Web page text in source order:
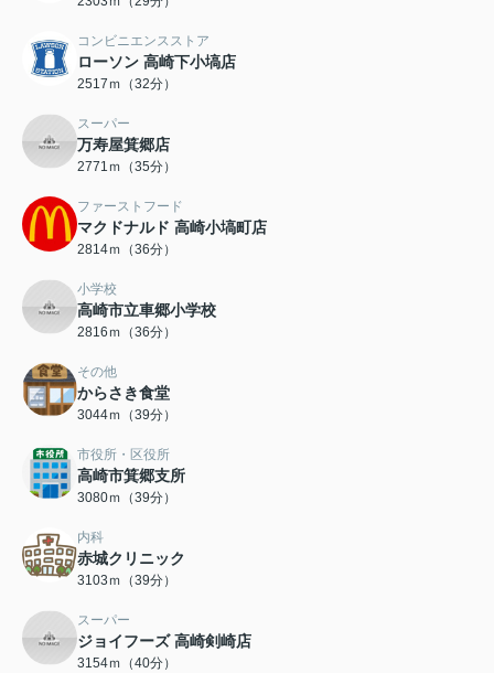
コンビニエンスストア
ローソン 高崎下小塙店
2517ｍ（32分）
スーパー
万寿屋箕郷店
2771ｍ（35分）
ファーストフード
マクドナルド 高崎小塙町店
2814ｍ（36分）
小学校
高崎市立車郷小学校
2816ｍ（36分）
その他
からさき食堂
3044ｍ（39分）
市役所・区役所
高崎市箕郷支所
3080ｍ（39分）
内科
赤城クリニック
3103ｍ（39分）
スーパー
ジョイフーズ 高崎剣崎店
3154ｍ（40分）